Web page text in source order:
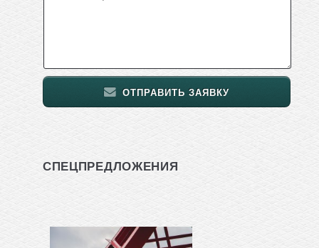
ОТПРАВИТЬ ЗАЯВКУ
СПЕЦПРЕДЛОЖЕНИЯ